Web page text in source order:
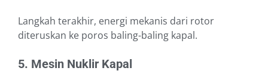
Langkah terakhir, energi mekanis dari rotor
diteruskan ke poros baling-baling kapal.
5. Mesin Nuklir Kapal